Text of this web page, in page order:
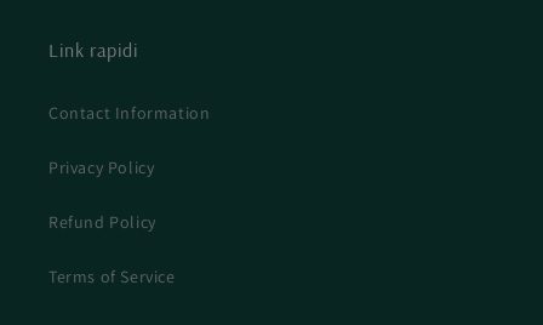
Link rapidi
Contact Information
Privacy Policy
Refund Policy
Terms of Service